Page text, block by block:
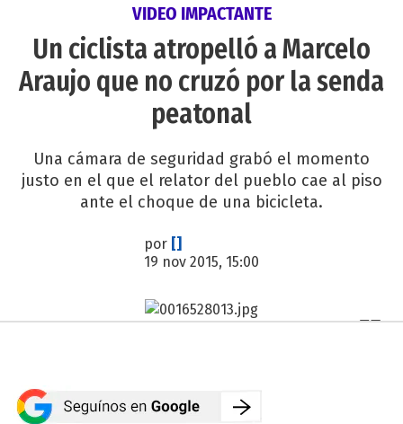
VIDEO IMPACTANTE
Un ciclista atropelló a Marcelo
Araujo que no cruzó por la senda
peatonal
Una cámara de seguridad grabó el momento
justo en el que el relator del pueblo cae al piso
ante el choque de una bicicleta.
por []
19 nov 2015, 15:00